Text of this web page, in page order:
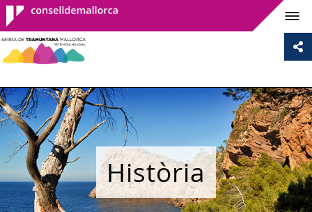
Consell de
Mallorca
Història